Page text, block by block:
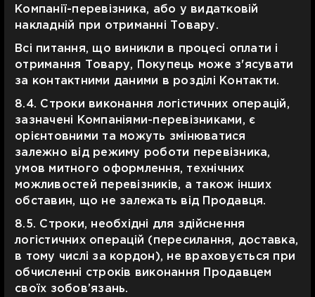
Компанії-перевізника, або у видатковій
накладній при отриманні Товару.
Всі питання, що виникли в процесі оплати і
отримання Товару, Покупець може з'ясувати
за контактними даними в розділі Контакти.
8.4. Строки виконання логістичних операцій,
зазначені Компаніями-перевізниками, є
орієнтовними та можуть змінюватися
залежно від режиму роботи перевізника,
умов митного оформлення, технічних
можливостей перевізників, а також інших
обставин, що не залежать від Продавця.
8.5. Строки, необхідні для здійснення
логістичних операцій (пересилання, доставка,
в тому числі за кордон), не враховується при
обчисленні строків виконання Продавцем
своїх зобов’язань.